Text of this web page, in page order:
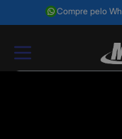
Compre pelo